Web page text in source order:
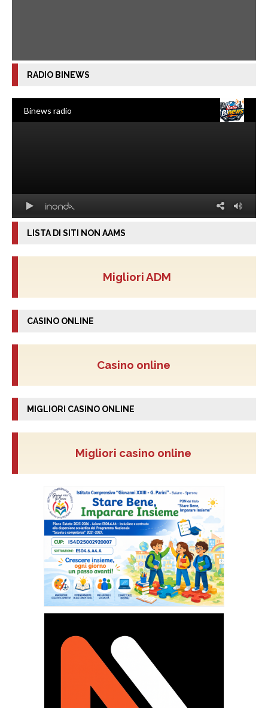
RADIO BINEWS
LISTA DI SITI NON AAMS
Migliori ADM
CASINO ONLINE
Casino online
MIGLIORI CASINO ONLINE
Migliori casino online